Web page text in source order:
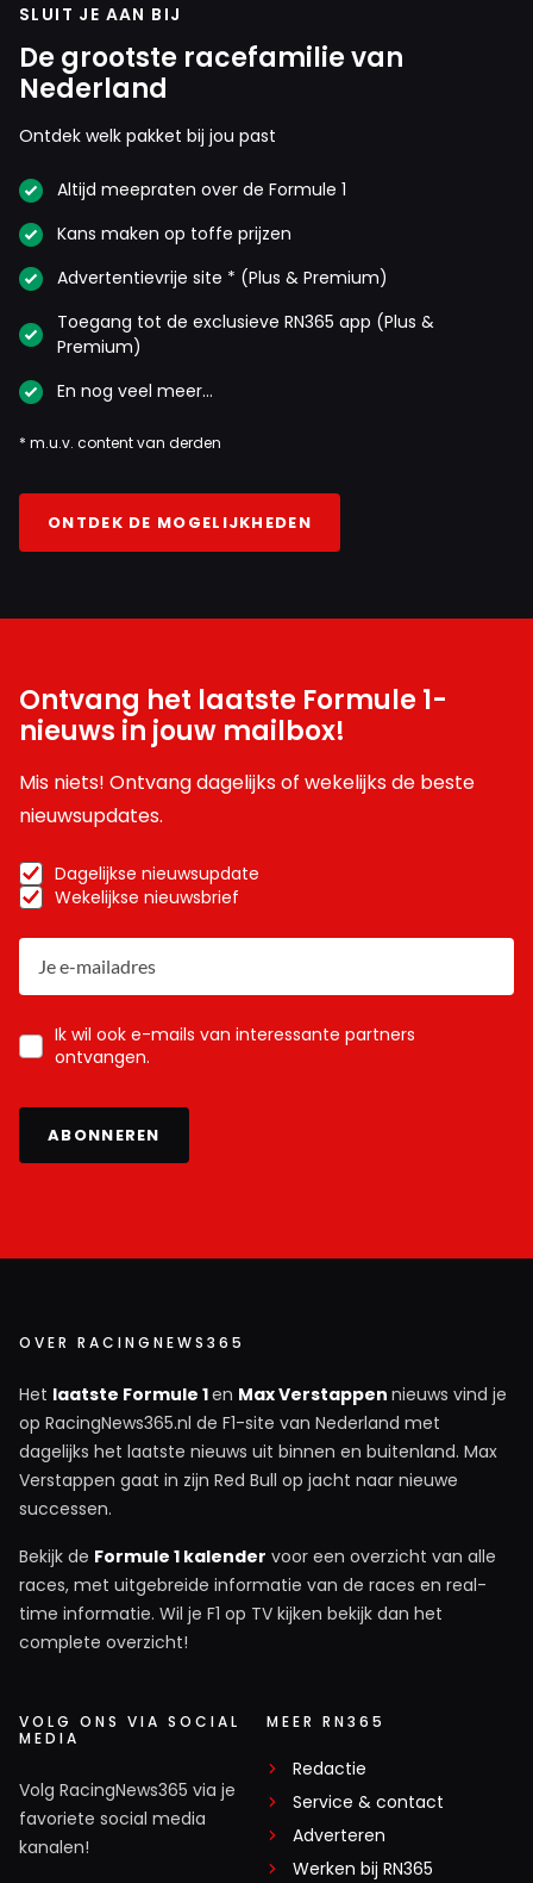
SLUIT JE AAN BIJ
De grootste racefamilie van
Nederland
Ontdek welk pakket bij jou past
Altijd meepraten over de Formule 1
Kans maken op toffe prijzen
Advertentievrije site * (Plus & Premium)
Toegang tot de exclusieve RN365 app (Plus &
Premium)
En nog veel meer…
* m.u.v. content van derden
ONTDEK DE MOGELIJKHEDEN
Ontvang het laatste Formule 1-
nieuws in jouw mailbox!
Mis niets! Ontvang dagelijks of wekelijks de beste
nieuwsupdates.
Dagelijkse nieuwsupdate
Wekelijkse nieuwsbrief
Ik wil ook e-mails van interessante partners
ontvangen.
ABONNEREN
OVER RACINGNEWS365
Het laatste Formule 1en Max Verstappen nieuws vind je
op RacingNews365.nl de F1-site van Nederland met
dagelijks het laatste nieuws uit binnen en buitenland. Max
Verstappen gaat in zijn Red Bull op jacht naar nieuwe
successen.
Bekijk de Formule 1 kalender voor een overzicht van alle
races, met uitgebreide informatie van de races en real-
time informatie. Wil je F1 op TV kijken bekijk dan het
complete overzicht!
VOLG ONS VIA SOCIAL
MEDIA
Volg RacingNews365 via je
favoriete social media
kanalen!
MEER RN365
Redactie
Service & contact
Adverteren
Werken bij RN365